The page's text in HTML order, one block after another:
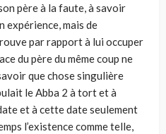
père à la faute, à savoir
expérience, mais de
par rapport à lui occuper
du père du même coup ne
que chose singulière
le Abba 2 à tort et à
et à cette date seulement
l’existence comme telle,